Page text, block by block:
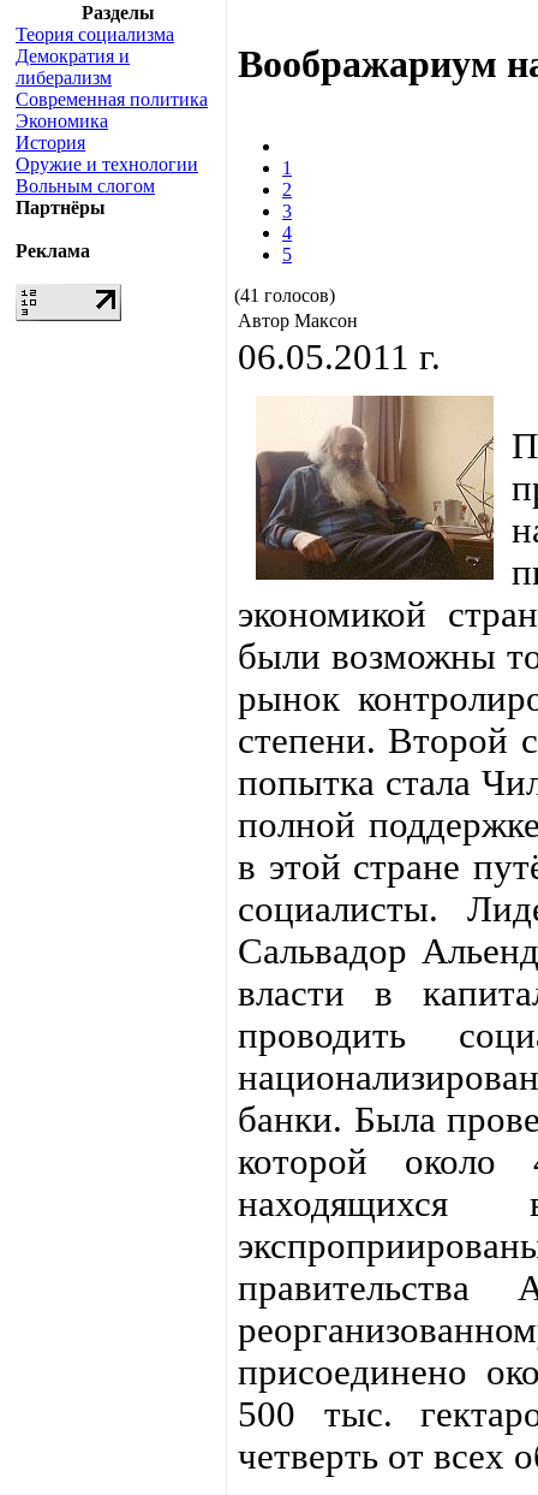
Разделы
Теория социализма
Демократия и
либерализм
Современная политика
Экономика
История
Оружие и технологии
Вольным слогом
Партнёры
Реклама
Воображариум
1
2
3
4
5
(41 голосов)
Автор Максон
06.05.2011 г.
экономикой
были возможны
рынок
степени. Второй
попытка стала
полной
в этой стране
социалисты.
Сальвадор
власти в
проводить
банки. Была
которой около
присоединено
500 тыс.
четверть от всех